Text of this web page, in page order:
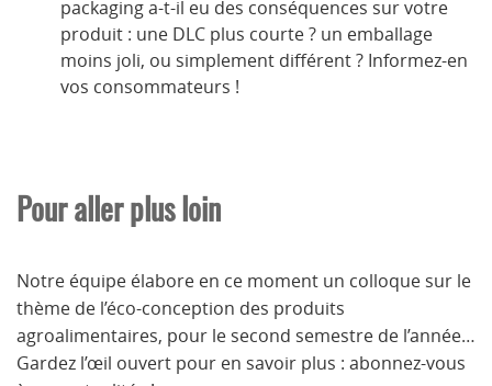
packaging a-t-il eu des conséquences sur votre
produit : une DLC plus courte ? un emballage
moins joli, ou simplement différent ? Informez-en
vos consommateurs !
Pour aller plus loin
Notre équipe élabore en ce moment un colloque sur le
thème de l’éco-conception des produits
agroalimentaires, pour le second semestre de l’année…
Gardez l’œil ouvert pour en savoir plus : abonnez-vous